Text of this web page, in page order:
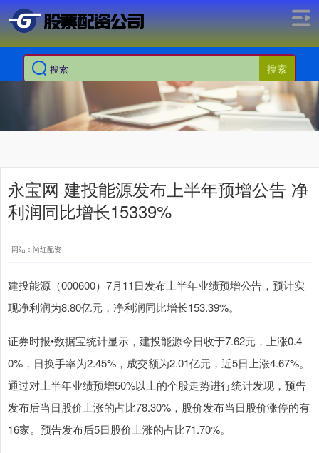
搜索
永宝网 建投能源发布上半年预增公告 净
利润同比增长15339%
网站：尚红配资
建投能源（000600）7月11日发布上半年业绩预增公告，预计实
现净利润为8.80亿元，净利润同比增长153.39%。
证券时报•数据宝统计显示，建投能源今日收于7.62元，上涨0.4
0%，日换手率为2.45%，成交额为2.01亿元，近5日上涨4.67%。
通过对上半年业绩预增50%以上的个股走势进行统计发现，预告
发布后当日股价上涨的占比78.30%，股价发布当日股价涨停的有
16家。预告发布后5日股价上涨的占比71.70%。